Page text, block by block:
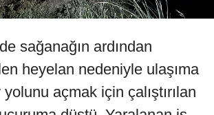
sağanağın ardından
heyelan nedeniyle ulaşıma
açmak için çalıştırılan